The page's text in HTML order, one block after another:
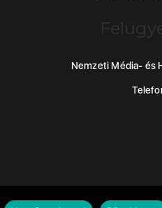
Nemzeti Média- és